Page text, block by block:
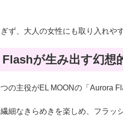
ず、大人の女性にも取り入れや
が生み出す幻想
の主役がEL MOONの「Aurora
細なきらめきを楽しめ、フラッ